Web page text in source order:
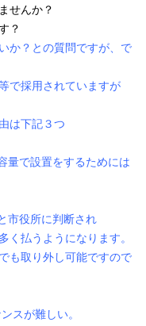
せんか？
？
か？との質問ですが、で
で採用されていますが
は下記３つ
で設置をするためには
役所に判断され
払うようになります。
取り外し可能ですので
スが難しい。